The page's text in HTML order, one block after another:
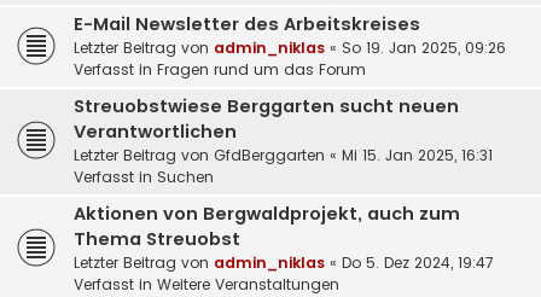
E-Mail Newsletter des Arbeitskreises
Letzter Beitrag von admin_niklas « So 19. Jan 2025, 09:26
Verfasst in Fragen rund um das Forum
Streuobstwiese Berggarten sucht neuen
Verantwortlichen
Letzter Beitrag von GfdBerggarten « Mi 15. Jan 2025, 16:31
Verfasst in Suchen
Aktionen von Bergwaldprojekt, auch zum
Thema Streuobst
Letzter Beitrag von admin_niklas « Do 5. Dez 2024, 19:47
Verfasst in Weitere Veranstaltungen